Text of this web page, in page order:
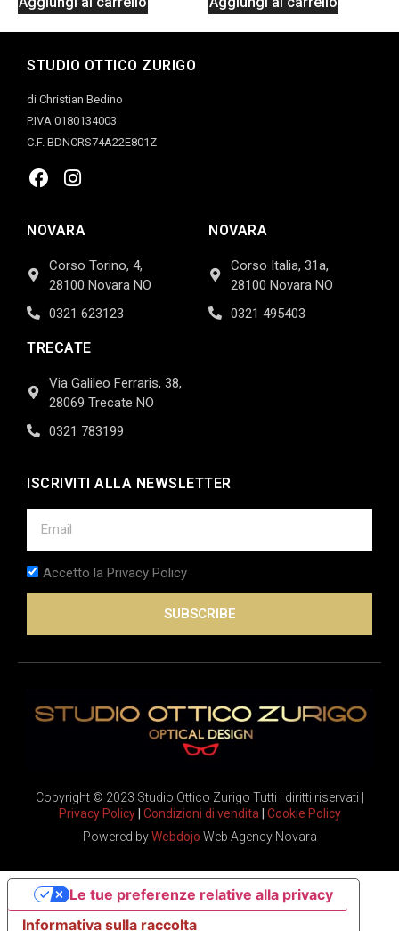
STUDIO OTTICO ZURIGO
di Christian Bedino
P.IVA 0180134003
C.F. BDNCRS74A22E801Z
NOVARA
Corso Torino, 4,
28100 Novara NO
0321 623123
NOVARA
Corso Italia, 31a,
28100 Novara NO
0321 495403
TRECATE
Via Galileo Ferraris, 38,
28069 Trecate NO
0321 783199
ISCRIVITI ALLA NEWSLETTER
Accetto la Privacy Policy
SUBSCRIBE
Copyright © 2023 Studio Ottico Zurigo Tutti i diritti riservati |
Privacy Policy| Condizioni di vendita| Cookie Policy
Powered by Webdojo Web Agency Novara
Informativa sulla raccolta
Le tue preferenze relative alla privacy